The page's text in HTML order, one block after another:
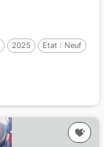
2025 Etat : Neuf